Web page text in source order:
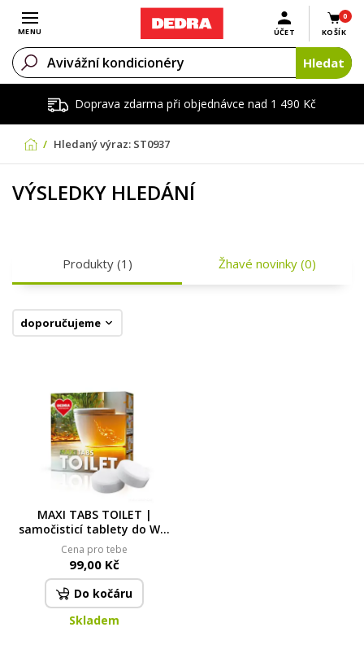
Doprava zdarma při objednávce nad 1 490 Kč
Otevřít menu
MENU
0
KOŠÍK
ÚČET
Hledat
Hledaný výraz: ST0937
VÝSLEDKY HLEDÁNÍ
Produkty (1) Žhavé novinky (0)
doporučujeme
MAXI TABS TOILET |
samočisticí tablety do WC,
odtoku & odpadu | 2 ks
Cena pro tebe
99,00 Kč
Do kočáru
Skladem